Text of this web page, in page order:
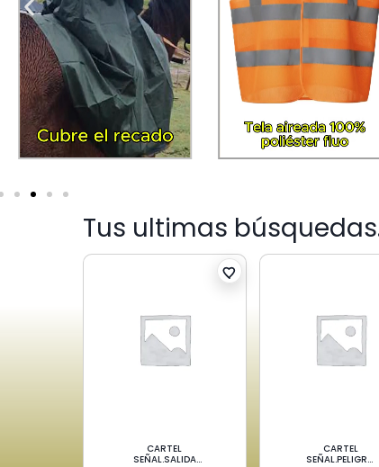
Tus ultimas
CARTEL
SEÑAL.SALIDA
CARTEL
SEÑAL.PELIGRO